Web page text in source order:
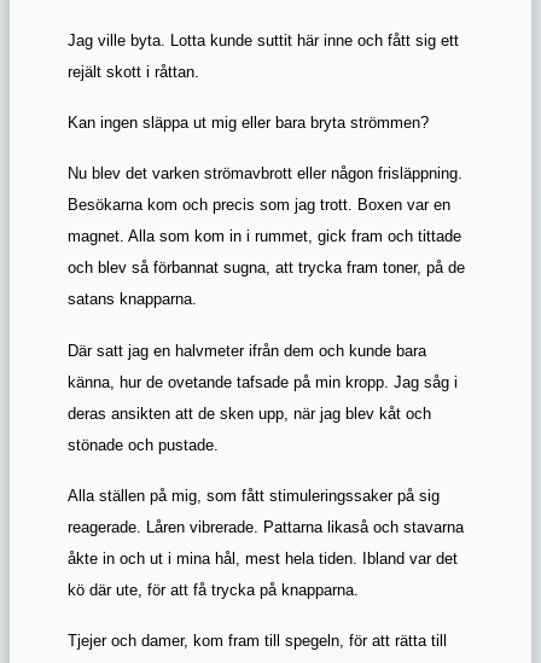
Jag ville byta. Lotta kunde suttit här inne och fått sig ett
rejält skott i råttan.
Kan ingen släppa ut mig eller bara bryta strömmen?
Nu blev det varken strömavbrott eller någon frisläppning.
Besökarna kom och precis som jag trott. Boxen var en
magnet. Alla som kom in i rummet, gick fram och tittade
och blev så förbannat sugna, att trycka fram toner, på de
satans knapparna.
Där satt jag en halvmeter ifrån dem och kunde bara
känna, hur de ovetande tafsade på min kropp. Jag såg i
deras ansikten att de sken upp, när jag blev kåt och
stönade och pustade.
Alla ställen på mig, som fått stimuleringssaker på sig
reagerade. Låren vibrerade. Pattarna likaså och stavarna
åkte in och ut i mina hål, mest hela tiden. Ibland var det
kö där ute, för att få trycka på knapparna.
Tjejer och damer, kom fram till spegeln, för att rätta till